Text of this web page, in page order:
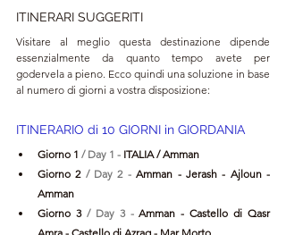
ITINERARI SUGGERITI
Visitare al meglio questa destinazione dipende
essenzialmente da quanto tempo avete per
godervela a pieno. Ecco quindi una soluzione in base
al numero di giorni a vostra disposizione:
ITINERARIO di 10 GIORNI in GIORDANIA
Giorno 1 / Day 1 - ITALIA / Amman
Giorno 2 / Day 2 - Amman - Jerash - Ajloun -
Amman
Giorno 3 / Day 3 - Amman - Castello di Qasr